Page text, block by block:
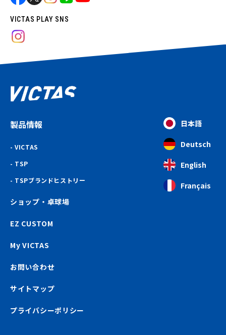
VICTAS PLAY SNS
製品情報
VICTAS
TSP
TSPブランドヒストリー
ショップ・卓球場
EZ CUSTOM
My VICTAS
お問い合わせ
サイトマップ
プライバシーポリシー
日本語
Deutsch
English
Français